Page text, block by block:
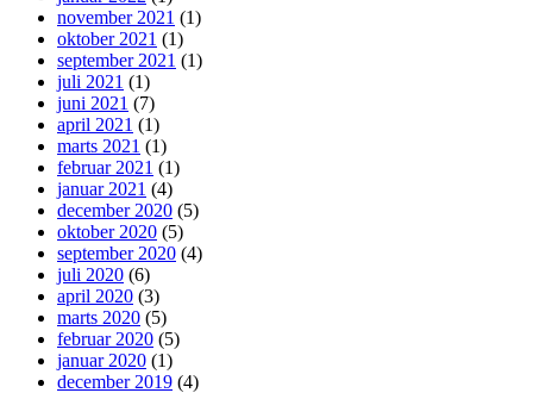
november 2021 (1)
oktober 2021 (1)
september 2021 (1)
juli 2021 (1)
juni 2021 (7)
april 2021 (1)
marts 2021 (1)
februar 2021 (1)
januar 2021 (4)
december 2020 (5)
oktober 2020 (5)
september 2020 (4)
juli 2020 (6)
april 2020 (3)
marts 2020 (5)
februar 2020 (5)
januar 2020 (1)
december 2019 (4)